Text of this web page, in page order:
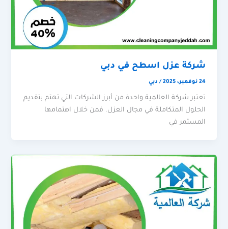
شركة عزل اسطح في دبي
24 نوفمبر، 2025 / دبي
تعتبر شركة العالمية واحدة من أبرز الشركات التي تهتم بتقديم
الحلول المتكاملة في مجال العزل. فمن خلال اهتمامها
المستمر في